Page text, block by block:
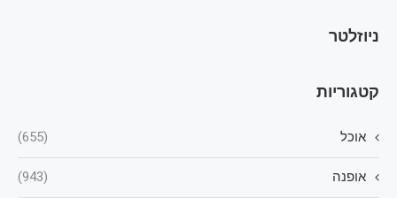
ניוזלטר
קטגוריות
אוכל (655)
אופנה (943)